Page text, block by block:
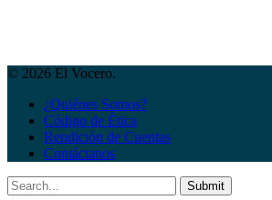
© 2026 El Vocero.
¿Quiénes Somos?
Código de Ética
Rendición de Cuentas
Contáctanos
Submit